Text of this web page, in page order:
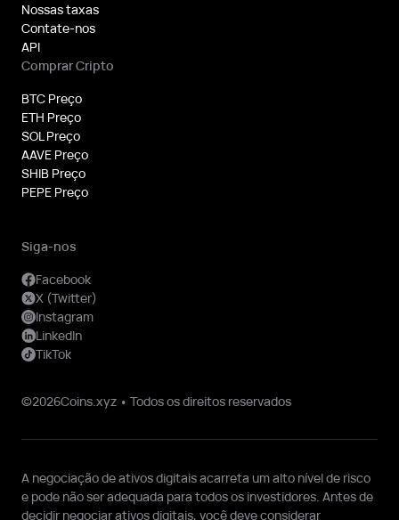
Nossas taxas
Contate-nos
API
Comprar Cripto
BTC Preço
ETH Preço
SOL Preço
AAVE Preço
SHIB Preço
PEPE Preço
©2026Coins.xyz • Todos os direitos reservados
Siga-nos
Facebook
X (Twitter)
Instagram
LinkedIn
TikTok
A negociação de ativos digitais acarreta um alto nível de risco
e pode não ser adequada para todos os investidores. Antes de
decidir negociar ativos digitais, você deve considerar